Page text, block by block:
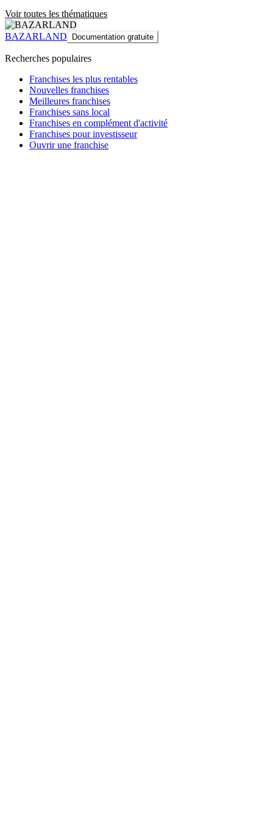
Voir toutes les thématiques
BAZARLAND Documentation gratuite
Recherches populaires
Franchises les plus rentables
Nouvelles franchises
Meilleures franchises
Franchises sans local
Franchises en complément d'activité
Franchises pour investisseur
Ouvrir une franchise